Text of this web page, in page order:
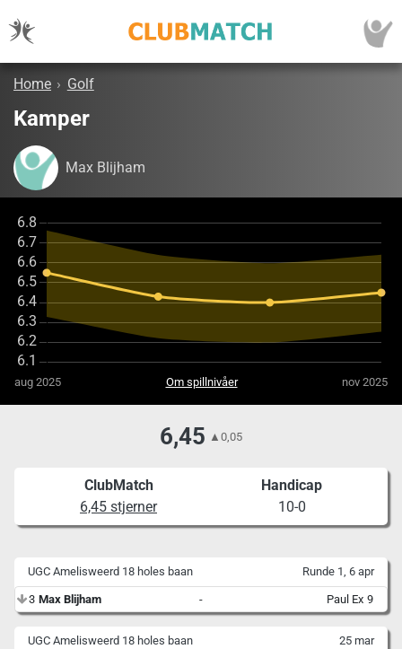
Home › Golf
Kamper
Max Blijham
aug 2025 Om spillnivåer nov 2025
6,45 ▲ 0,05
ClubMatch
6,45 stjerner
Handicap
10-0
UGC Amelisweerd 18 holes baan Runde 1, 6 apr
3 Max Blijham - Paul Ex 9
UGC Amelisweerd 18 holes baan 25 mar